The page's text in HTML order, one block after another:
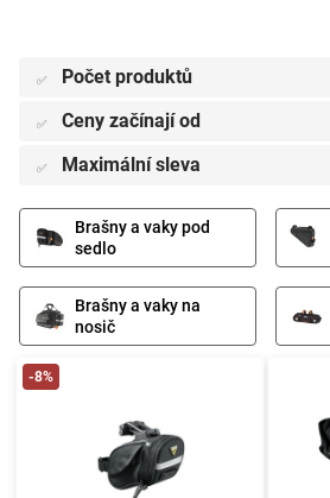
✅ Počet produktů
✅ Ceny začínají od
✅ Maximální sleva
Brašny a vaky pod
sedlo
Brašny a vaky na
nosič
-8%